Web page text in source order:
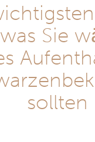
Sie
sollten